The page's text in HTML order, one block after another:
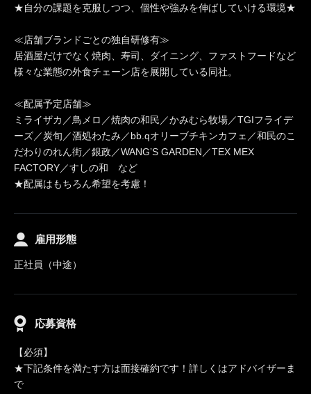
★自分の課題を克服しつつ、個性や強みを伸ばしていける環境★
≪店舗ブランドごとの独自研修有≫
居酒屋だけでなく焼肉、寿司、ダイニング、ファストフードなど
様々な業態の外食チェーン店を展開している同社。
≪配属予定店舗≫
ミライザカ／鳥メロ／焼肉の和民／かみむら牧場／TGIフライデ
ーズ／炭旬／酒処わたみ／bb.qオリーブチキンカフェ／和民のこ
だわりのれん街／銀政／WANG’S GARDEN／TEX MEX
FACTORY／すしの和 など
★配属はもちろん希望を考慮！
雇用形態
正社員（中途）
応募資格
【必須】
★下記条件を満たす方は面接確約です！詳しくはアドバイザーま
で